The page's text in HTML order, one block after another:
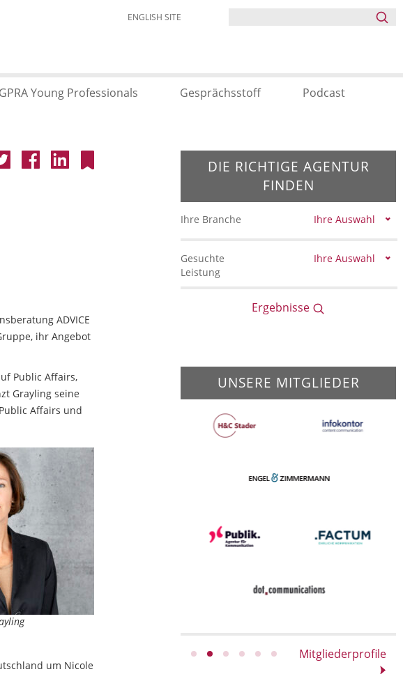
ENGLISH SITE
GPRA Young Professionals Gesprächsstoff
Podcast
ADVICE
ihr Angebot
Public Affairs,
Grayling seine
Affairs und
um Nicole
DIE RICHTIGE AGENTUR
FINDEN
Ihre Branche Ihre Auswahl
Gesuchte
Leistung
Ihre Auswahl
Ergebnisse
UNSERE MITGLIEDER
Mitgliederprofile